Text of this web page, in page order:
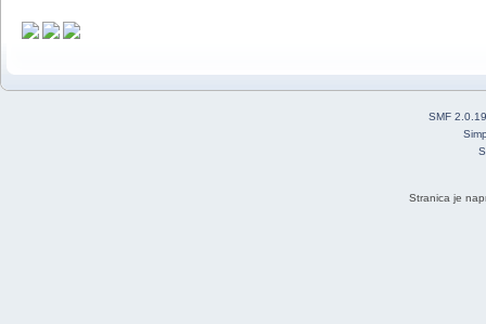
SMF 2.0.19
Stranica je